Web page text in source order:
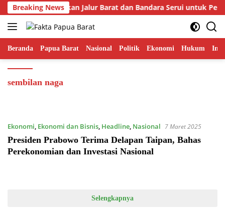
Langsung
ke
konten
Breaking News
Fakhiri Prioritaskan Jalur Barat dan Bandara Serui untuk
Beranda Papua Barat Nasional Politik Ekonomi Hukum
sembilan naga
Ekonomi, Ekonomi dan Bisnis, Headline, Nasional 7 Maret 2025
Presiden Prabowo Terima Delapan Taipan, Bahas
Perekonomian dan Investasi Nasional
Selengkapnya